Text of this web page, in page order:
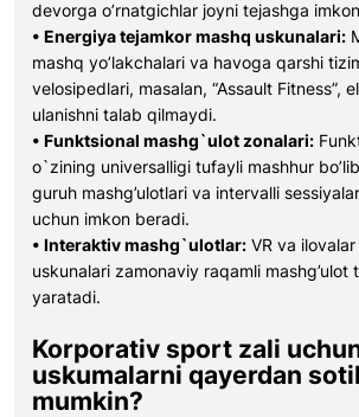
devorga o’rnatgichlar joyni tejashga
• Energiya tejamkor mashq uskunalari:
mashq yo’lakchalari va havoga qarshi
velosipedlari, masalan, “Assault Fitness”,
ulanishni talab qilmaydi.
• Funktsional mashg`ulot zonalari:
o`zining universalligi tufayli mashhur
guruh mashg’ulotlari va intervalli
uchun imkon beradi.
• Interaktiv mashg`ulotlar: VR va
uskunalari zamonaviy raqamli mashg’ulot
yaratadi.
Korporativ sport zali
uskumalarni qayerdan
mumkin?